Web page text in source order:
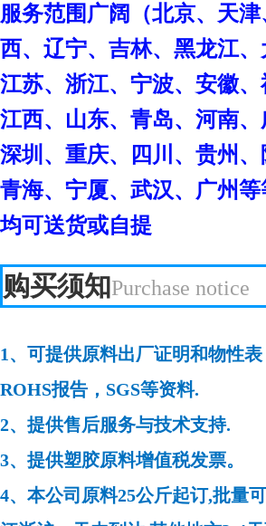
服务范围广阔（北京、天
西、辽宁、吉林、黑龙江、
江苏、浙江、宁波、安徽、
江西、山东、青岛、河南、
深圳、重庆、四川、贵州、
青海、宁厦、武汉、广州
均可送货或自提
购买须知Purchase notice
1、可提供原料出厂证明和物性表
ROHS报告，SGS等资料.
2、提供售后服务与技术支持.
3、提供塑胶原料增值税发票。
4、本公司原料25公斤起订,批量